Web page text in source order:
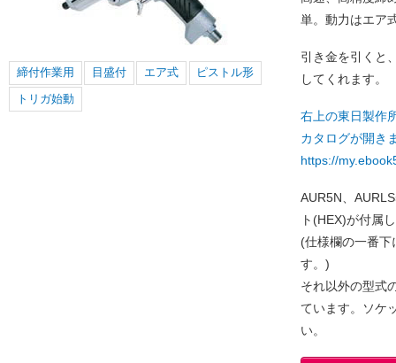
締付作業用 目盛付 エア式
ピストル形
トリガ始動
単。動力はエア
引き金を引くと
してくれます。
右上の東日製作
カタログが開き
https://
AUR5N、
ト(HEX)が付属
(仕様欄の一番
す。)
それ以外の型式
ています。ソケ
い。